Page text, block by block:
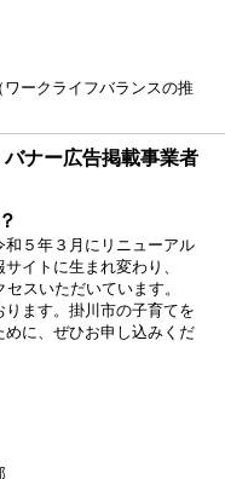
ークライフバランスの推
ナー広告掲載事業者
５年３月にリニューアル
イトに生まれ変わり、
スいただいています。
ます。掛川市の子育てを
に、ぜひお申し込みくだ